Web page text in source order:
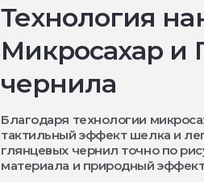
Технология
Микросахар и
чернила
Благодаря технологии
тактильный эффект шелка и
глянцевых чернил точно по
материала и природный